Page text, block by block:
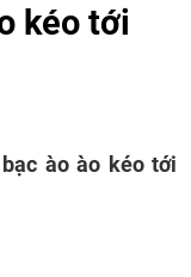
kéo tới
ào ào kéo tới